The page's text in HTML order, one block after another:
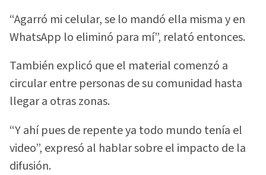
“Agarró mi celular, se lo mandó ella misma y en
WhatsApp lo eliminó para mí”, relató entonces.
También explicó que el material comenzó a
circular entre personas de su comunidad hasta
llegar a otras zonas.
“Y ahí pues de repente ya todo mundo tenía el
video”, expresó al hablar sobre el impacto de la
difusión.